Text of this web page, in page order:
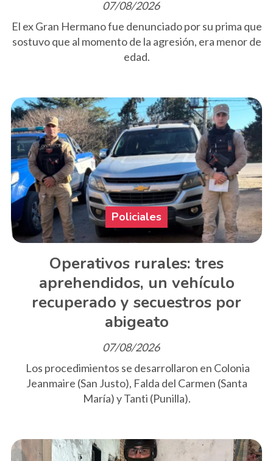
07/08/2026
El ex Gran Hermano fue denunciado por su prima que
sostuvo que al momento de la agresión, era menor de
edad.
Operativos rurales: tres
aprehendidos, un vehículo
recuperado y secuestros por
abigeato
Policiales
07/08/2026
Los procedimientos se desarrollaron en Colonia
Jeanmaire (San Justo), Falda del Carmen (Santa
María) y Tanti (Punilla).